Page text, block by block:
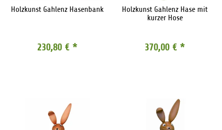
Holzkunst Gahlenz Hasenbank
230,80 € *
Holzkunst Gahlenz Hase mit
kurzer Hose
370,00 € *